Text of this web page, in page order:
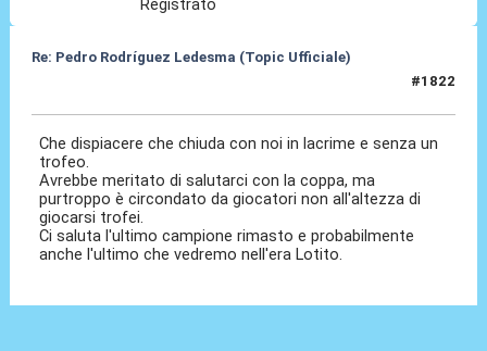
Registrato
Re: Pedro Rodríguez Ledesma (Topic Ufficiale)
#1822
Che dispiacere che chiuda con noi in lacrime e senza un
trofeo.
Avrebbe meritato di salutarci con la coppa, ma
purtroppo è circondato da giocatori non all'altezza di
giocarsi trofei.
Ci saluta l'ultimo campione rimasto e probabilmente
anche l'ultimo che vedremo nell'era Lotito.